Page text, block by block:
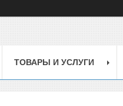
ТОВАРЫ И УСЛУГИ